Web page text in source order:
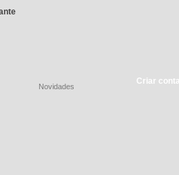
Novidades
Criar conta